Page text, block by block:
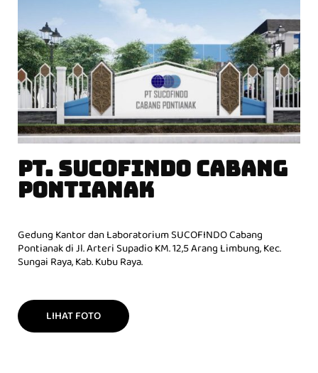
PT. SUCOFINDO CABANG
PONTIANAK
Gedung Kantor dan Laboratorium SUCOFINDO Cabang
Pontianak di Jl. Arteri Supadio KM. 12,5 Arang Limbung, Kec.
Sungai Raya, Kab. Kubu Raya.
LIHAT FOTO